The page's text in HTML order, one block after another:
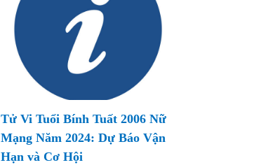
Tử Vi Tuổi Bính Tuất 2006 Nữ
Mạng Năm 2024: Dự Báo Vận
Hạn và Cơ Hội